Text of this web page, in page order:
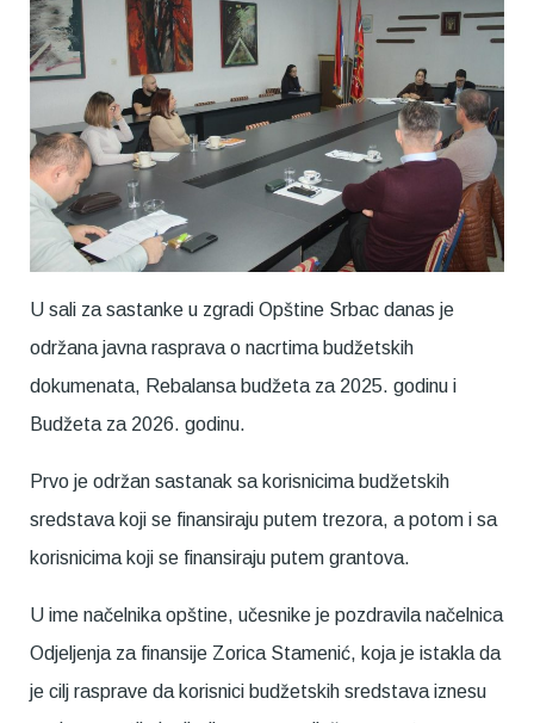
U sali za sastanke u zgradi Opštine Srbac danas je
održana javna rasprava o nacrtima budžetskih
dokumenata, Rebalansa budžeta za 2025. godinu i
Budžeta za 2026. godinu.
Prvo je održan sastanak sa korisnicima budžetskih
sredstava koji se finansiraju putem trezora, a potom i sa
korisnicima koji se finansiraju putem grantova.
U ime načelnika opštine, učesnike je pozdravila načelnica
Odjeljenja za finansije Zorica Stamenić, koja je istakla da
je cilj rasprave da korisnici budžetskih sredstava iznesu